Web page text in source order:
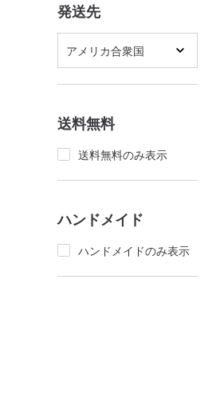
発送先
アメリカ合衆国
送料無料
送料無料のみ表示
ハンドメイド
ハンドメイドのみ表示